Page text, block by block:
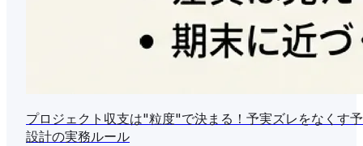
プロジェクト収支は"粒度"で決まる！予実ズレをなくす
設計の実務ルール